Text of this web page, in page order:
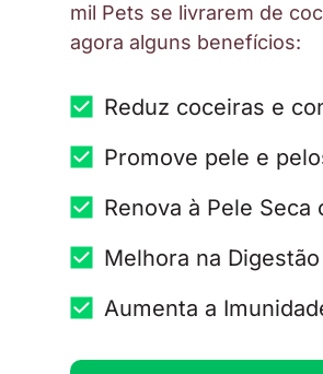
mil Pets se livrarem de
agora alguns benefícios:
Reduz coceiras e
Promove pele e
Renova à Pele Seca
Melhora na Digestão
Aumenta a